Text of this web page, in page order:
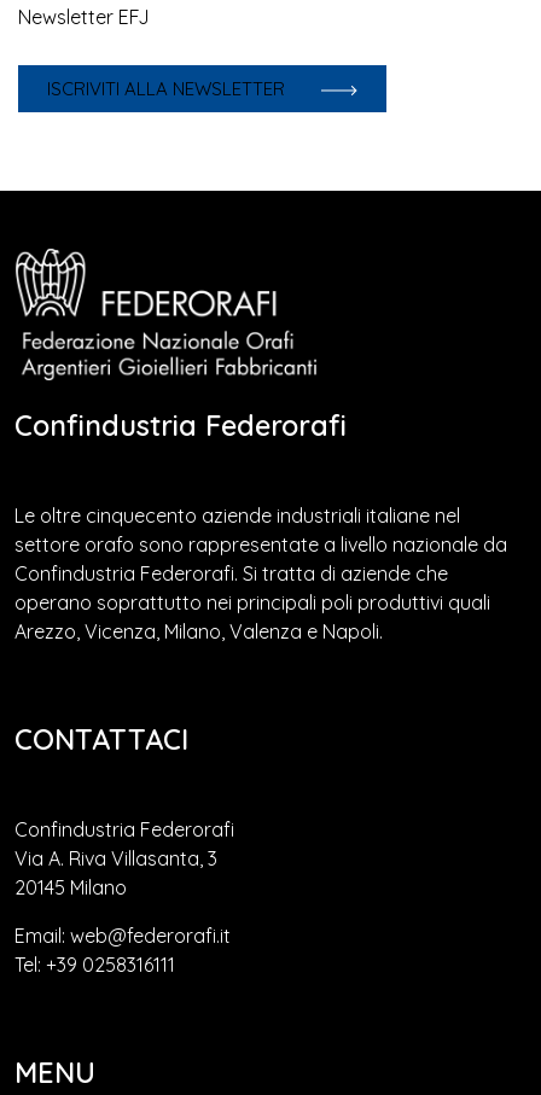
Newsletter EFJ
ISCRIVITI ALLA NEWSLETTER
Confindustria Federorafi
Le oltre cinquecento aziende industriali italiane nel
settore orafo sono rappresentate a livello nazionale da
Confindustria Federorafi. Si tratta di aziende che
operano soprattutto nei principali poli produttivi quali
Arezzo, Vicenza, Milano, Valenza e Napoli.
CONTATTACI
Confindustria Federorafi
Via A. Riva Villasanta, 3
20145 Milano
Email: web@federorafi.it
Tel: +39 0258316111
MENU